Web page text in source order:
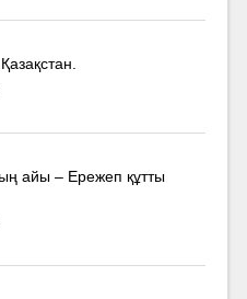
айы – Ережеп құтты